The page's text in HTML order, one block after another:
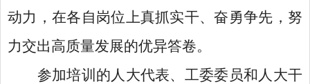
动力，在各自岗位上真抓实干、奋勇争先，努
力交出高质量发展的优异答卷。
参加培训的人大代表、工委委员和人大干